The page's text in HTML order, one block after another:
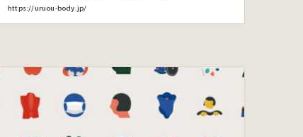
https://uruou-body.jp/